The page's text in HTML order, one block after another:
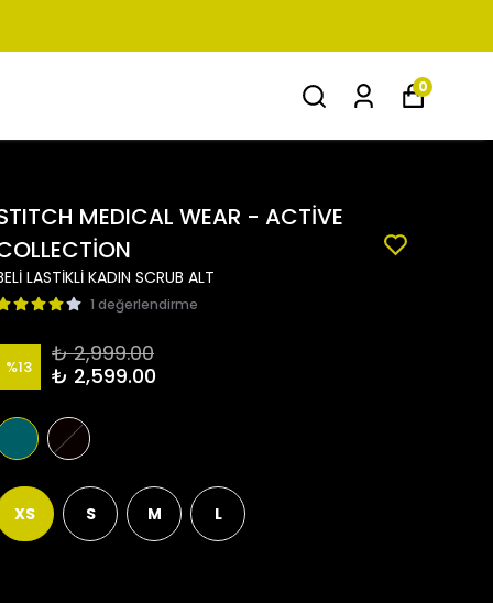
0
MEDICAL WEAR - ACTİVE
LASTİKLİ KADIN SCRUB ALT
1 değerlendirme
%13
₺ 2,999.00
₺ 2,599.00
XS S M L